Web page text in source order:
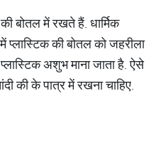
बोतल में रखते हैं. धार्मिक
प्लास्टिक की बोतल को जहरीला
प्लास्टिक अशुभ माना जाता है. ऐसे
की के पात्र में रखना चाहिए.